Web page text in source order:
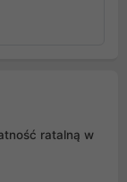
ratalną w